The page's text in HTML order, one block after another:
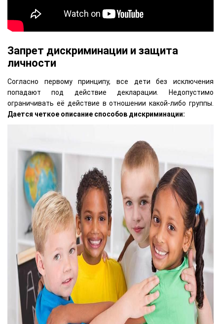
Запрет дискриминации и защита
личности
Согласно первому принципу, все дети без исключения
попадают под действие декларации. Недопустимо
ограничивать её действие в отношении какой-либо группы.
Дается четкое описание способов дискриминации: